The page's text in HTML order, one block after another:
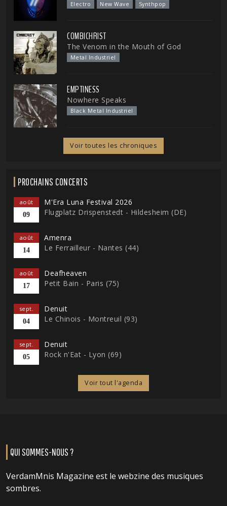
Electro New Wave Synthpop
COMBICHRIST
The Venom in the Mouth of God
Metal Industriel
EMPTINESS
Nowhere Speaks
Black Metal Industriel
Voir toutes les chroniques
PROCHAINS CONCERTS
août
09
M'Era Luna Festival 2026
Flugplatz Drispenstedt - Hildesheim (DE)
août
14
Amenra
Le Ferrailleur - Nantes (44)
août
17
Deafheaven
Petit Bain - Paris (75)
sept.
04
Denuit
Le Chinois - Montreuil (93)
sept.
05
Denuit
Rock n'Eat - Lyon (69)
Voir tout l'agenda
QUI SOMMES-NOUS ?
VerdamMnis Magazine est le webzine des musiques
sombres.